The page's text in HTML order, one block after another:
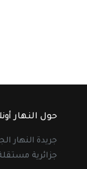
حول النهار
جريدة النهار
جزائرية